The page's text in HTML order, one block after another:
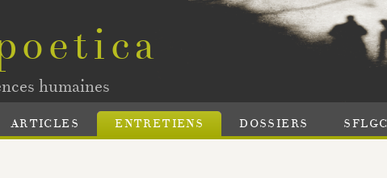
humaines
ARTICLES ENTRETIENS DOSSIERS SFLGC